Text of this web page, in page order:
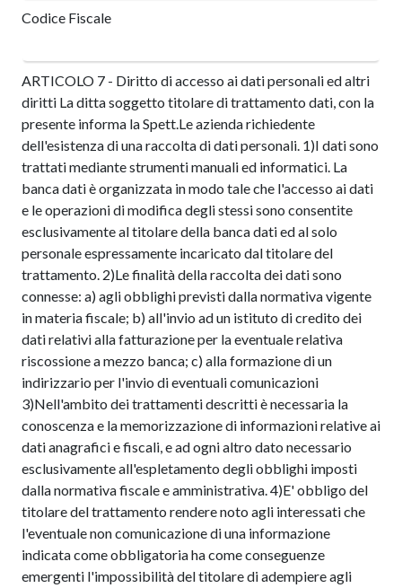
Codice Fiscale
ARTICOLO 7 - Diritto di accesso ai dati personali ed altri
diritti La ditta soggetto titolare di trattamento dati, con la
presente informa la Spett.Le azienda richiedente
dell'esistenza di una raccolta di dati personali. 1)I dati sono
trattati mediante strumenti manuali ed informatici. La
banca dati è organizzata in modo tale che l'accesso ai dati
e le operazioni di modifica degli stessi sono consentite
esclusivamente al titolare della banca dati ed al solo
personale espressamente incaricato dal titolare del
trattamento. 2)Le finalità della raccolta dei dati sono
connesse: a) agli obblighi previsti dalla normativa vigente
in materia fiscale; b) all'invio ad un istituto di credito dei
dati relativi alla fatturazione per la eventuale relativa
riscossione a mezzo banca; c) alla formazione di un
indirizzario per l'invio di eventuali comunicazioni
3)Nell'ambito dei trattamenti descritti è necessaria la
conoscenza e la memorizzazione di informazioni relative ai
dati anagrafici e fiscali, e ad ogni altro dato necessario
esclusivamente all'espletamento degli obblighi imposti
dalla normativa fiscale e amministrativa. 4)E' obbligo del
titolare del trattamento rendere noto agli interessati che
l'eventuale non comunicazione di una informazione
indicata come obbligatoria ha come conseguenze
emergenti l'impossibilità del titolare di adempiere agli